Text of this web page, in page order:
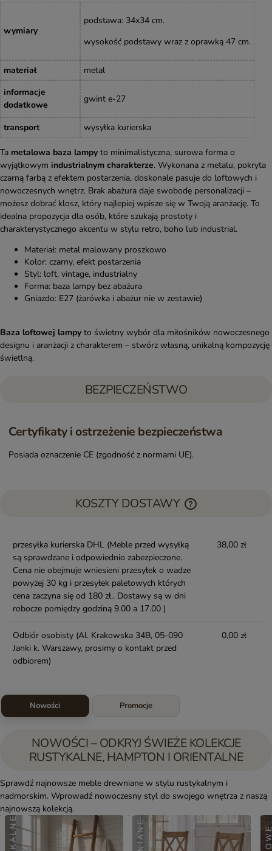
wymiary
podstawa: 34x34 cm.
wysokość podstawy wraz z oprawką 47 cm.
materiał
metal
informacje
dodatkowe
gwint e-27
transport wysyłka kurierska
Ta metalowa baza lampy to minimalistyczna, surowa forma o
wyjątkowym industrialnym charakterze. Wykonana z metalu, pokryta
czarną farbą z efektem postarzenia, doskonale pasuje do loftowych i
nowoczesnych wnętrz. Brak abażura daje swobodę personalizacji –
możesz dobrać klosz, który najlepiej wpisze się w Twoją aranżację. To
idealna propozycja dla osób, które szukają prostoty i
charakterystycznego akcentu w stylu retro, boho lub industrial.
Materiał: metal malowany proszkowo
Kolor: czarny, efekt postarzenia
Styl: loft, vintage, industrialny
Forma: baza lampy bez abażura
Gniazdo: E27 (żarówka i abażur nie w zestawie)
Baza loftowej lampy to świetny wybór dla miłośników nowoczesnego
designu i aranżacji z charakterem – stwórz własną, unikalną kompozycję
świetlną.
BEZPIECZEŃSTWO
Certyfikaty i ostrzeżenie bezpieczeństwa
Posiada oznaczenie CE (zgodność z normami UE).
KOSZTY DOSTAWY
przesyłka kurierska DHL (Meble przed wysyłką
są sprawdzane i odpowiednio zabezpieczone.
Cena nie obejmuje wniesieni przesyłek o wadze
powyżej 30 kg i przesyłek paletowych których
cena zaczyna się od 180 zł.. Dostawy są w dni
robocze pomiędzy godziną 9.00 a 17.00 )
38,00 zł
Odbiór osobisty (Al. Krakowska 34B, 05-090
Janki k. Warszawy, prosimy o kontakt przed
odbiorem)
0,00 zł
Nowości Promocje
NOWOŚCI – ODKRYJ ŚWIEŻE KOLEKCJE
RUSTYKALNE, HAMPTON I ORIENTALNE
Sprawdź najnowsze meble drewniane w stylu rustykalnym i
nadmorskim. Wprowadź nowoczesny styl do swojego wnętrza z naszą
najnowszą kolekcją.